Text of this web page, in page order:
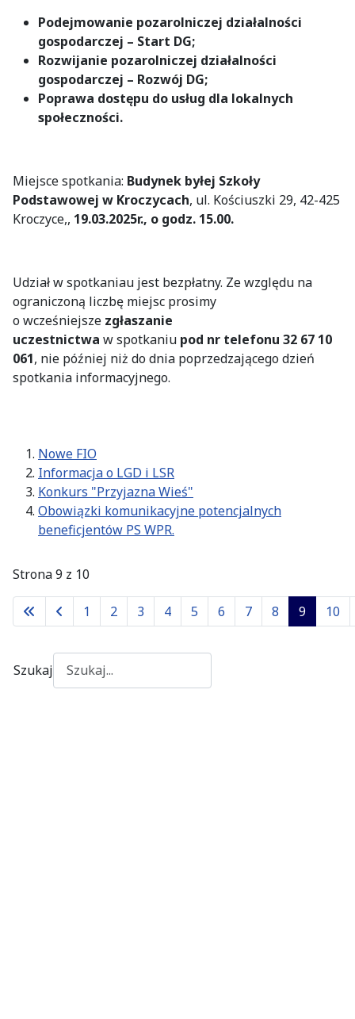
Podejmowanie pozarolniczej działalności
gospodarczej – Start DG;
Rozwijanie pozarolniczej działalności
gospodarczej – Rozwój DG;
Poprawa dostępu do usług dla lokalnych
społeczności.
Miejsce spotkania: Budynek byłej Szkoły
Podstawowej w Kroczycach, ul. Kościuszki 29, 42-425
Kroczyce,, 19.03.2025r., o godz. 15.00.
Udział w spotkaniau jest bezpłatny. Ze względu na
ograniczoną liczbę miejsc prosimy
o wcześniejsze zgłaszanie
uczestnictwa w spotkaniu pod nr telefonu 32 67 10
061, nie później niż do dnia poprzedzającego dzień
spotkania informacyjnego.
Nowe FIO
Informacja o LGD i LSR
Konkurs "Przyjazna Wieś"
Obowiązki komunikacyjne potencjalnych
beneficjentów PS WPR.
Strona 9 z 10
1 2 3 4 5 6 7 8 9 10
Szukaj